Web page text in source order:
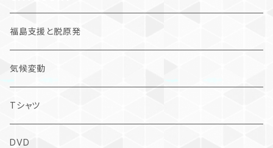
福島支援と脱原発
気候変動
Tシャツ
DVD